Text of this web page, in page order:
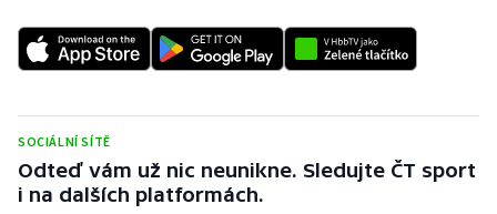
Stolní tenis
Triatlon
Veslování
SOCIÁLNÍ SÍTĚ
Odteď vám už nic neunikne. Sledujte ČT sport
i na dalších platformách.